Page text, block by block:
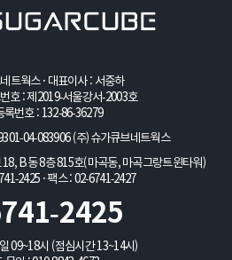
트웍스 · 대표이사 : 서중하
호 : 제2019-서울강서-2003호
록번호 : 132-86-36279
04-083906 (주)슈가큐브네트웍스
B동 8층 815호(마곡동, 마곡그랑트윈타워)
2425 · 팩스 : 02-6741-2427
2425
09~18시 (점심시간 13~14시)